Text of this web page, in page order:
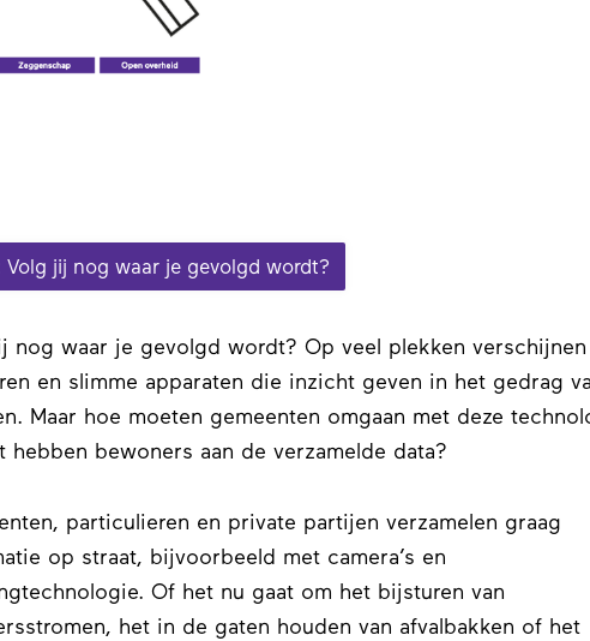
Volg jij nog waar je gevolgd wordt?
nog waar je gevolgd wordt? Op veel plekken verschijnen
en slimme apparaten die inzicht geven in het gedrag
Maar hoe moeten gemeenten omgaan met deze
hebben bewoners aan de verzamelde data?
particulieren en private partijen verzamelen graag
op straat, bijvoorbeeld met camera’s en
Of het nu gaat om het bijsturen van
het in de gaten houden van afvalbakken of het